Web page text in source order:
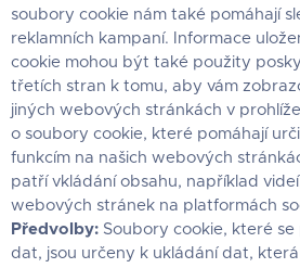
soubory cookie nám také pomáhají
reklamních kampaní. Informace
cookie mohou být také použity
třetích stran k tomu, aby vám
jiných webových stránkách v
o soubory cookie, které pomáhají
funkcím na našich webových
patří vkládání obsahu, například
webových stránek na platformách
Předvolby: Soubory cookie, které
dat, jsou určeny k ukládání dat,